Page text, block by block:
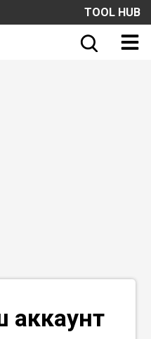
TOOL HUB
аккаунт